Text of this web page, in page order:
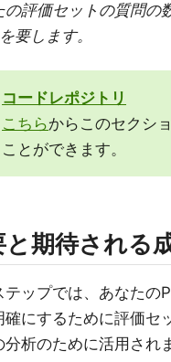
の評価セットの質問の
要します。
コードレポジトリ
こちらからこのセクシ
ことができます。
と期待される
テップでは、あなたの
確にするために評価セ
分析のために活用され